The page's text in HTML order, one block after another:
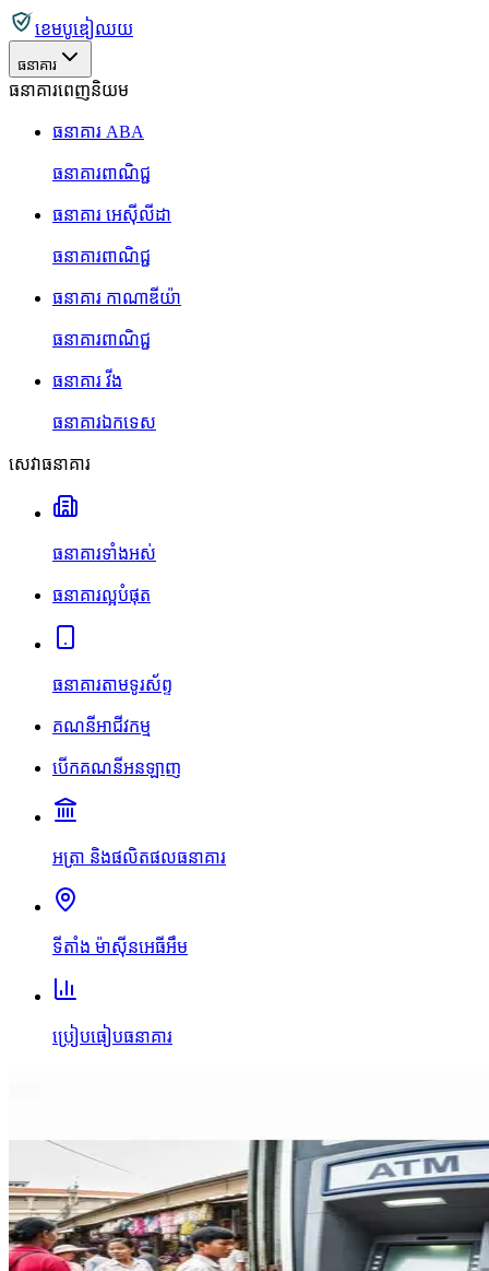
ខេមបូឌៀឈយ
ធនាគារ
ធនាគារពេញនិយម
ធនាគារ ABA
ធនាគារពាណិជ្ជ
ធនាគារ អេស៊ីលីដា
ធនាគារពាណិជ្ជ
ធនាគារ កាណាឌីយ៉ា
ធនាគារពាណិជ្ជ
ធនាគារ វីង
ធនាគារឯកទេស
សេវាធនាគារ
ធនាគារទាំងអស់
ធនាគារល្អបំផុត
ធនាគារតាមទូរស័ព្ទ
គណនីអាជីវកម្ម
បើកគណនីអនឡាញ
អត្រា និងផលិតផលធនាគារ
ទីតាំង ម៉ាស៊ីនអេធីអឹម
ប្រៀបធៀបធនាគារ